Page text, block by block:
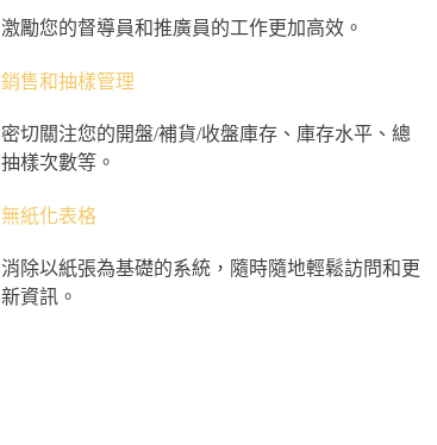
激勵您的督導員和推廣員的工作更加高效。
銷售和抽樣管理
密切關注您的開盤/補貨/收盤庫存、庫存水平、總
抽樣次數等。
無紙化表格
消除以紙張為基礎的系統，隨時隨地輕鬆訪問和更
新資訊。